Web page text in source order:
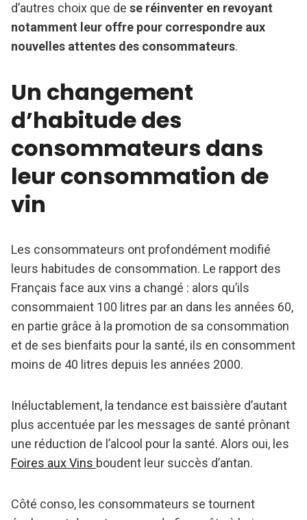
d’autres choix que de se réinventer en revoyant
notamment leur offre pour correspondre aux
nouvelles attentes des consommateurs.
Un changement
d’habitude des
consommateurs dans
leur consommation de
vin
Les consommateurs ont profondément modifié
leurs habitudes de consommation. Le rapport des
Français face aux vins a changé : alors qu’ils
consommaient 100 litres par an dans les années 60,
en partie grâce à la promotion de sa consommation
et de ses bienfaits pour la santé, ils en consomment
moins de 40 litres depuis les années 2000.
Inéluctablement, la tendance est baissière d’autant
plus accentuée par les messages de santé prônant
une réduction de l’alcool pour la santé. Alors oui, les
Foires aux Vins boudent leur succès d’antan.
Côté conso, les consommateurs se tournent